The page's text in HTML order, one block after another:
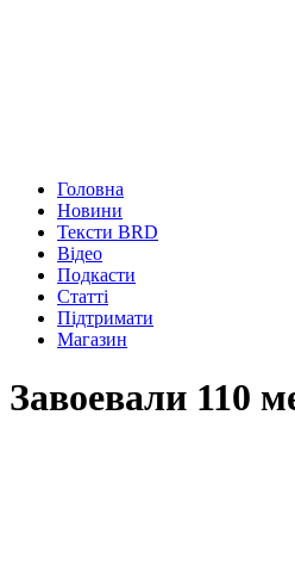
Головна
Новини
Тексти BRD
Відео
Подкасти
Статті
Підтримати
Магазин
Завоевали 110